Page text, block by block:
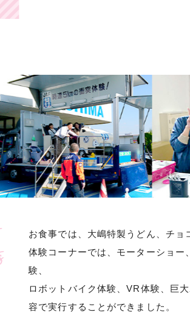
お食事では、大嶋特製うどん、チョ
体験コーナーでは、モーターショ
験、
ロボットバイク体験、VR体験、巨
容で実行することができました。